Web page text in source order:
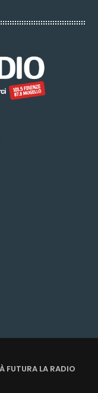
LA RADIO